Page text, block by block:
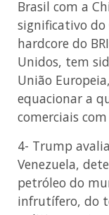
Brasil com a
significativo
hardcore do
Unidos, tem
União
equacionar a
comerciais
4- Trump
Venezuela,
petróleo do
infrutífero, do